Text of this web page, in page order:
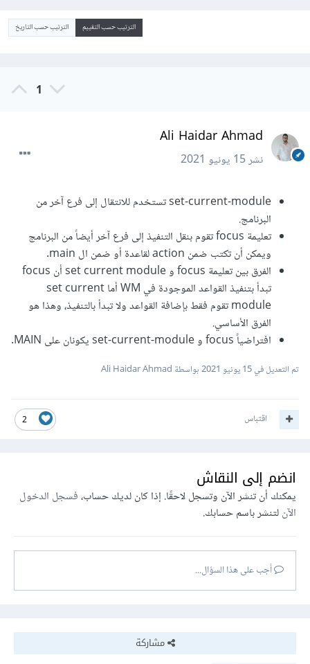
الترتيب حسب التقييم الترتيب حسب التاريخ
1
Ali Haidar Ahmad
نشر15 يونيو 2021
set-current-module تستخدم للانتقال إلى فرع آخر من
البرنامج.
تعليمة focus تقوم بنقل التنفيذ إلى فرع آخر أيضاً من البرنامج
ويمكن أن تكتب ضمن action لقاعدة أو ضمن ال main.
الفرق بين تعليمة focus و set current module أن focus
تبدأ بتنفيذ القواعد الموجودة في WM أما set current
module تقوم فقط بإضافة القواعد ولا تبدأ بالتنفيذ، وهذا هو
الفرق الأساسي.
افتراضياً focus و set-current-module يكونان على MAIN.
تم التعديل في15 يونيو 2021 بواسطة Ali Haidar Ahmad
2 اقتباس
انضم إلى النقاش
يمكنك أن تنشر الآن وتسجل لاحقًا. إذا كان لديك حساب،فسجل الدخول
الآنلتنشر باسم حسابك.
أجب على هذا السؤال...
مشاركة